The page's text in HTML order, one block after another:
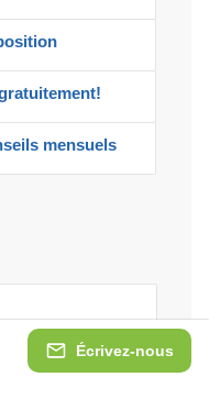
Écrivez-nous
mensuels